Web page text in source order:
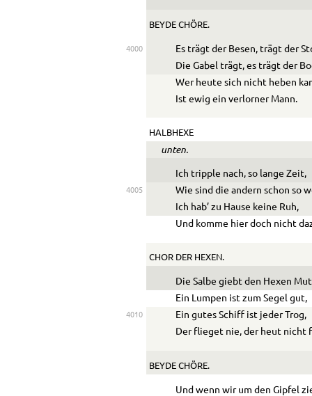
BEYDE CHÖRE.
4000
Es trägt der Besen, trägt der
Die Gabel trägt, es trägt der
Wer heute sich nicht heben
Ist ewig ein verlorner Mann.
HALBHEXE
unten.
Ich tripple nach, so lange Zeit,
4005
Wie sind die andern schon so
Ich hab’ zu Hause keine Ruh,
Und komme hier doch nicht
CHOR DER HEXEN.
Die Salbe giebt den Hexen
Ein Lumpen ist zum Segel gut,
4010
Ein gutes Schiff ist jeder Trog,
Der flieget nie, der heut nicht
BEYDE CHÖRE.
Und wenn wir um den Gipfel